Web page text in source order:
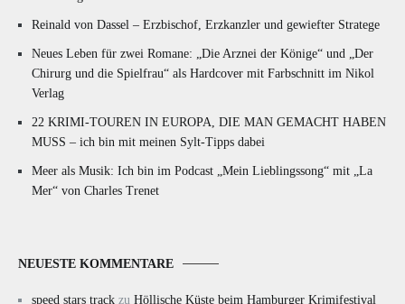
Reinald von Dassel – Erzbischof, Erzkanzler und gewiefter Stratege
Neues Leben für zwei Romane: „Die Arznei der Könige“ und „Der
Chirurg und die Spielfrau“ als Hardcover mit Farbschnitt im Nikol
Verlag
22 KRIMI-TOUREN IN EUROPA, DIE MAN GEMACHT HABEN
MUSS – ich bin mit meinen Sylt-Tipps dabei
Meer als Musik: Ich bin im Podcast „Mein Lieblingssong“ mit „La
Mer“ von Charles Trenet
NEUESTE KOMMENTARE
speed stars track zu Höllische Küste beim Hamburger Krimifestival